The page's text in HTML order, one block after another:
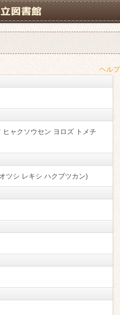
ヘルプ
ャクソウセン ヨロズ トメチ
ツシ レキシ ハクブツカン)